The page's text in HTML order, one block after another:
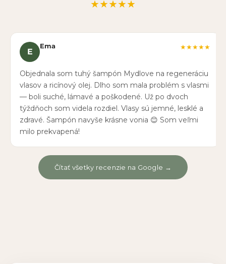
★★★★★
E
Ema ★★★★★
Objednala som tuhý šampón Mydlove na regeneráciu
vlasov a ricínový olej. Dlho som mala problém s vlasmi
— boli suché, lámavé a poškodené. Už po dvoch
týždňoch som videla rozdiel. Vlasy sú jemné, lesklé a
zdravé. Šampón navyše krásne vonia 😊 Som veľmi
milo prekvapená!
Čítať všetky recenzie na Google →